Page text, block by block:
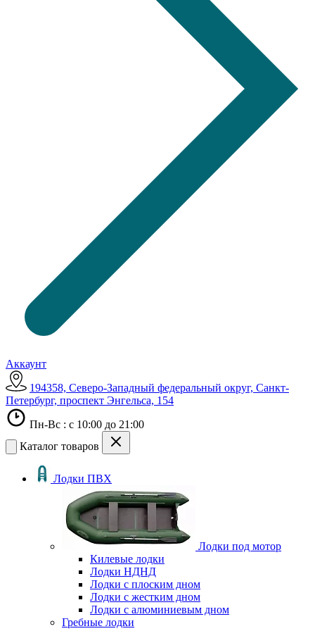
Аккаунт
194358, Северо-Западный федеральный округ, Санкт-
Петербург, проспект Энгельса, 154
Пн-Вс : с 10:00 до 21:00
Каталог товаров
Лодки ПВХ
Лодки под мотор
Килевые лодки
Лодки НДНД
Лодки с плоским дном
Лодки с жестким дном
Лодки с алюминиевым дном
Гребные лодки